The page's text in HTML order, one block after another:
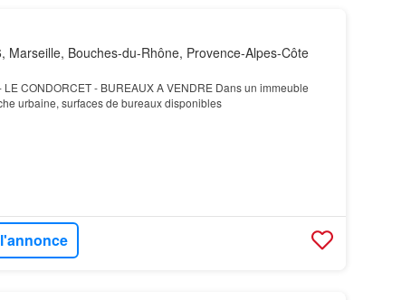
Marseille, Bouches-du-Rhône, Provence-Alpes-Côte
LE CONDORCET - BUREAUX A VENDRE Dans un immeuble
urbaine, surfaces de bureaux disponibles